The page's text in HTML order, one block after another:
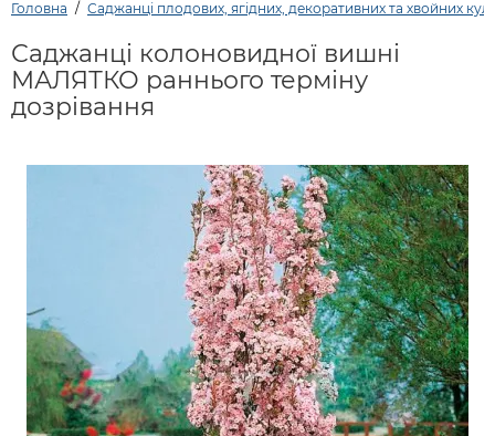
Головна Саджанці плодових, ягідних, декоративних та хвойних
Саджанці колоновидної вишні
МАЛЯТКО раннього терміну
дозрівання